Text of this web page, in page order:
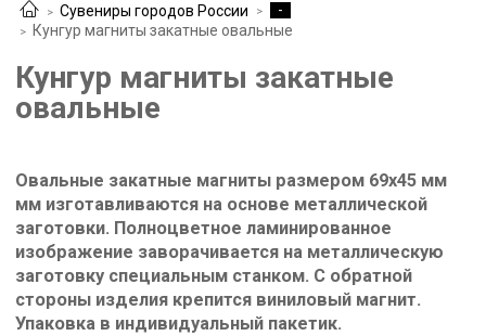
Сувениры городов России
-
Кунгур магниты закатные овальные
Кунгур магниты закатные
овальные
Овальные закатные магниты размером 69х45 мм
мм изготавливаются на основе металлической
заготовки. Полноцветное ламинированное
изображение заворачивается на металлическую
заготовку специальным станком. С обратной
стороны изделия крепится виниловый магнит.
Упаковка в индивидуальный пакетик.